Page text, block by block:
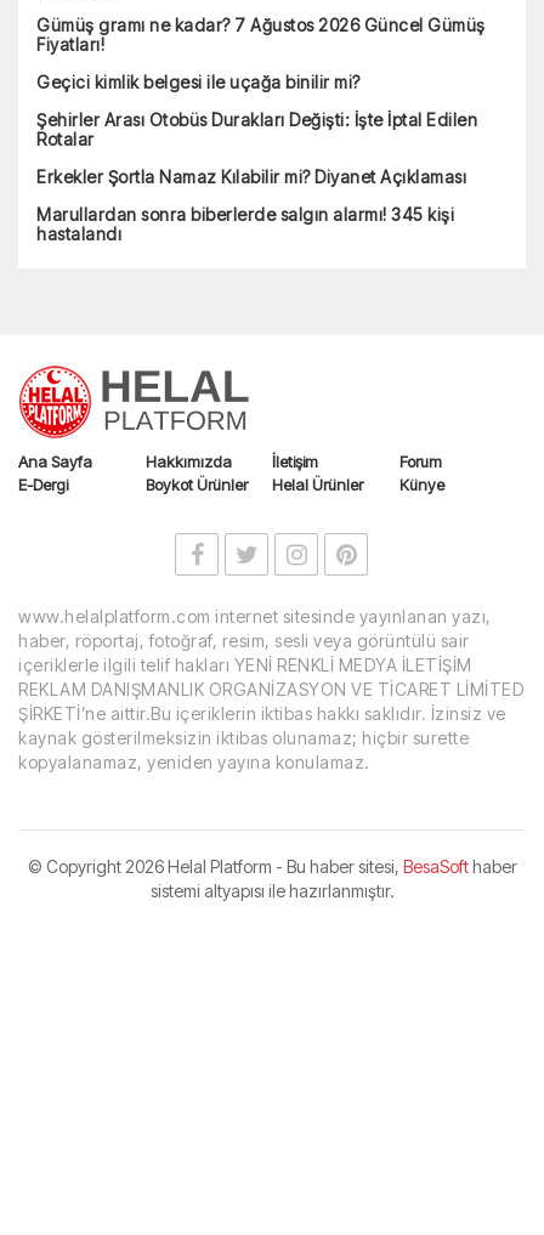
Gümüş gramı ne kadar? 7 Ağustos 2026 Güncel Gümüş
Fiyatları!
Geçici kimlik belgesi ile uçağa binilir mi?
Şehirler Arası Otobüs Durakları Değişti: İşte İptal Edilen
Rotalar
Erkekler Şortla Namaz Kılabilir mi? Diyanet Açıklaması
Marullardan sonra biberlerde salgın alarmı! 345 kişi
hastalandı
Ana Sayfa Hakkımızda İletişim
Forum
E-Dergi
Boykot Ürünler Helal Ürünler Künye
www.helalplatform.com internet sitesinde yayınlanan yazı,
haber, röportaj, fotoğraf, resim, sesli veya görüntülü sair
içeriklerle ilgili telif hakları YENİ RENKLİ MEDYA İLETİŞİM
REKLAM DANIŞMANLIK ORGANİZASYON VE TİCARET LİMİTED
ŞİRKETİ’ne aittir.Bu içeriklerin iktibas hakkı saklıdır. İzinsiz ve
kaynak gösterilmeksizin iktibas olunamaz; hiçbir surette
kopyalanamaz, yeniden yayına konulamaz.
© Copyright2026 Helal Platform - Bu haber sitesi, BesaSofthaber
sistemi altyapısı ile hazırlanmıştır.